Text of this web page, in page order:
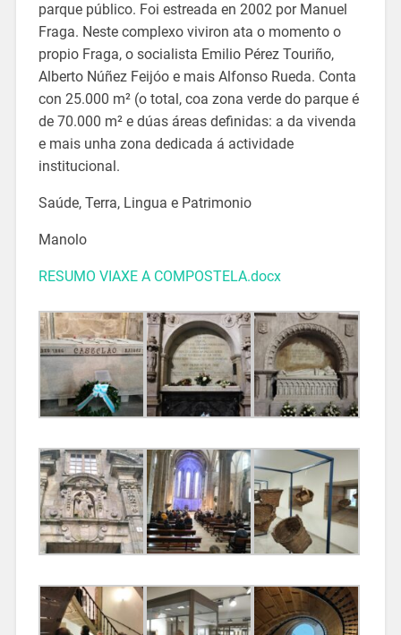
parque público. Foi estreada en 2002 por Manuel
Fraga. Neste complexo viviron ata o momento o
propio Fraga, o socialista Emilio Pérez Touriño,
Alberto Núñez Feijóo e mais Alfonso Rueda. Conta
con 25.000 m² (o total, coa zona verde do parque é
de 70.000 m² e dúas áreas definidas: a da vivenda
e mais unha zona dedicada á actividade
institucional.
Saúde, Terra, Lingua e Patrimonio
Manolo
RESUMO VIAXE A COMPOSTELA.docx